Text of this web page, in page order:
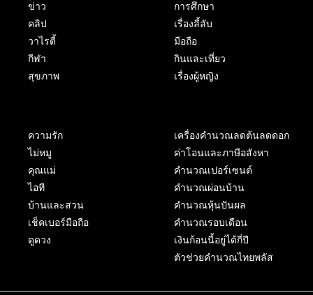
ข่าว
คลิป
วาไรตี้
กีฬา
สุขภาพ
การศึกษา
เรื่องลี้ลับ
มือถือ
กินและเที่ยว
เรื่องผู้หญิง
ความรัก
ไม่หมู
คุณแม่
ไอที
บ้านและสวน
เช็คเบอร์มือถือ
ดูดวง
เครื่องคำนวณลดต้นลดดอก
ค่าโอนและภาษีอสังหา
คำนวณเปอร์เซนต์
คำนวณผ่อนบ้าน
คำนวณหุ้นปันผล
คำนวณรอบเดือน
เงินก้อนนี้อยู่ได้กี่ปี
ตัวช่วยคำนวณไทยพลัส